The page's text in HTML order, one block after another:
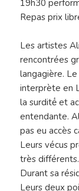
19h30
Repas prix
Les artistes
rencontrées
langagière.
interprète en
la surdité́ et
entendante.
pas eu accès
Leurs vécus
très différents.
Durant sa
Leurs deux